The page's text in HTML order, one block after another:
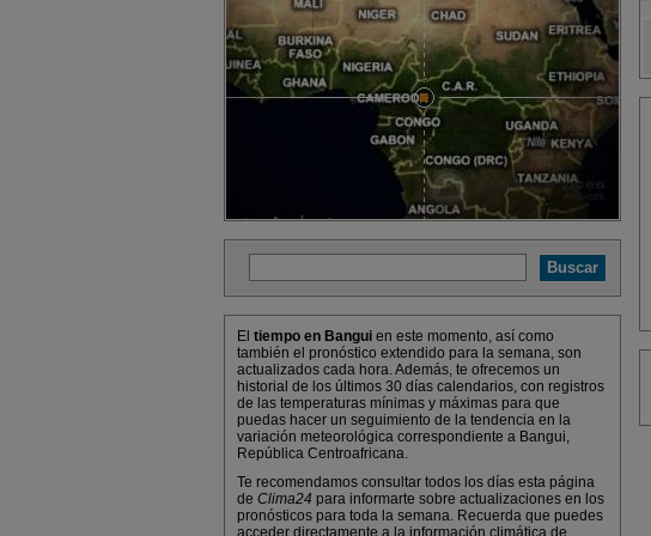
El tiempo en Bangui en este momento, así como
también el pronóstico extendido para la semana, son
actualizados cada hora. Además, te ofrecemos un
historial de los últimos 30 días calendarios, con registros
de las temperaturas mínimas y máximas para que
puedas hacer un seguimiento de la tendencia en la
variación meteorológica correspondiente a Bangui,
República Centroafricana.
Te recomendamos consultar todos los días esta página
de Clima24 para informarte sobre actualizaciones en los
pronósticos para toda la semana. Recuerda que puedes
acceder directamente a la información climática de